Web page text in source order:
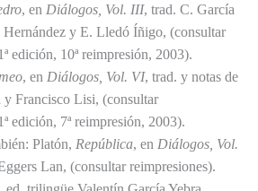
, en Diálogos, Vol. III, trad. C. García
y E. Lledó Íñigo, (consultar
edición, 10ª reimpresión, 2003).
, en Diálogos, Vol. VI, trad. y notas de
y Francisco Lisi, (consultar
edición, 7ª reimpresión, 2003).
Platón, República, en Diálogos, Vol.
Lan, (consultar reimpresiones).